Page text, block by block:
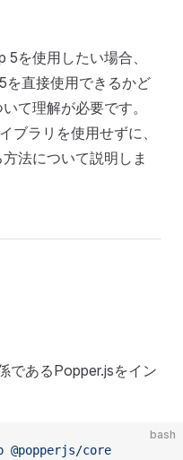
を使用したい場合、
直接使用できるかど
て理解が必要です。
ブラリを使用せずに、
法について説明しま
であるPopper.jsをイン
bash
@popperjs/core